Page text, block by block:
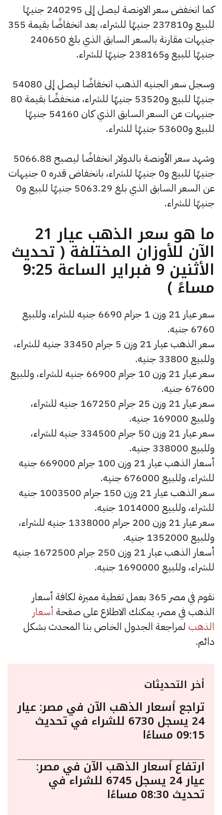
كما انخفض سعر الاونصة ليصل إلى 240295 جنيهًا
للبيع و237810 جنيهًا للشراء، بعد انخفاضًا بقيمة 355
جنيهات مقارنة بالسعر السابق الذي بلغ 240650
جنيهًا للبيع و238165 جنيهًا للشراء.
وسجل سعر الجنيه الذهب انخفاضًا ليصل إلى 54080
جنيهًا للبيع و53520 جنيهًا للشراء، منخفضًا بقيمة 80
جنيهات عن السعر السابق الذي كان 54160 جنيهًا
للبيع و53600 جنيهًا للشراء.
وشهد سعر الأونصة بالدولار انخفاضًا ليصبح 5066.88
جنيهًا للبيع و0 جنيهًا للشراء، بانخفاض قدره 0 جنيهات
عن السعر السابق الذي بلغ 5063.29 جنيهًا للبيع و0
جنيهًا للشراء.
ما هو سعر الذهب عيار 21
الآن للأوزان المختلفة ( تحديث
الأثنين 9 فبراير الساعة 9:25
مساءً )
سعر عيار 21 وزن 1 جرام 6690 جنيه للشراء، وللبيع
6760 جنيه.
سعر الذهب عيار 21 وزن 5 جرام 33450 جنيه للشراء،
وللبيع 33800 جنيه.
سعر عيار 21 وزن 10 جرام 66900 جنيه للشراء، وللبيع
67600 جنيه.
سعر عيار 21 وزن 25 جرام 167250 جنيه للشراء،
وللبيع 169000 جنيه.
سعر عيار 21 وزن 50 جرام 334500 جنيه للشراء،
وللبيع 338000 جنيه.
أسعار الذهب عيار 21 وزن 100 جرام 669000 جنيه
للشراء، وللبيع 676000 جنيه.
سعر الذهب عيار 21 وزن 150 جرام 1003500 جنيه
للشراء، وللبيع 1014000 جنيه.
سعر عيار 21 وزن 200 جرام 1338000 جنيه للشراء،
وللبيع 1352000 جنيه.
أسعار الذهب عيار 21 وزن 250 جرام 1672500 جنيه
للشراء، وللبيع 1690000 جنيه.
نقوم في مصر 365 بعمل تغطية مميزة لكافة أسعار
الذهب في مصر، يمكنك الاطلاع على صفحة أسعار
الذهب لمراجعة الجدول الخاص بنا المحدث بشكل
دائم.
أخر التحديثات
تراجع أسعار الذهب الآن في مصر: عيار
24 يسجل 6730 للشراء في تحديث
09:15 مساءًا
ارتفاع أسعار الذهب الآن في مصر:
عيار 24 يسجل 6745 للشراء في
تحديث 08:30 مساءًا